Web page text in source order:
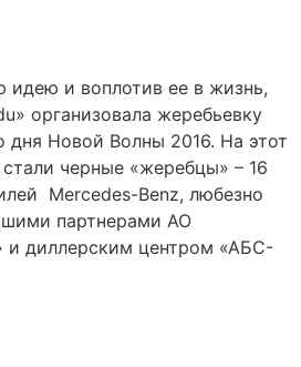
идею и воплотив ее в жизнь,
организовала жеребьевку
дня Новой Волны 2016. На этот
черные «жеребцы» – 16
Mercedes-Benz, любезно
партнерами АО
и диллерским центром «АБС-